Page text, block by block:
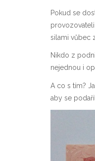
Pokud se
silami vůbec
Nikdo z
nejednou i
A co s tím?
aby se